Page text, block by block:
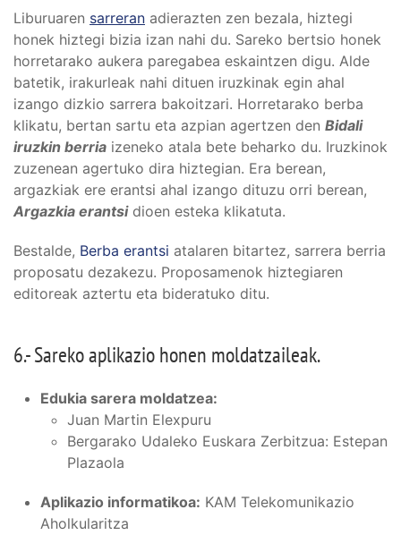
Liburuaren sarreran adierazten zen bezala, hiztegi
honek hiztegi bizia izan nahi du. Sareko bertsio honek
horretarako aukera paregabea eskaintzen digu. Alde
batetik, irakurleak nahi dituen iruzkinak egin ahal
izango dizkio sarrera bakoitzari. Horretarako berba
klikatu, bertan sartu eta azpian agertzen den Bidali
iruzkin berria izeneko atala bete beharko du. Iruzkinok
zuzenean agertuko dira hiztegian. Era berean,
argazkiak ere erantsi ahal izango dituzu orri berean,
Argazkia erantsidioen esteka klikatuta.
Bestalde, Berba erantsi atalaren bitartez, sarrera berria
proposatu dezakezu. Proposamenok hiztegiaren
editoreak aztertu eta bideratuko ditu.
6.- Sareko aplikazio honen moldatzaileak.
Edukia sarera moldatzea:
Juan Martin Elexpuru
Bergarako Udaleko Euskara Zerbitzua: Estepan
Plazaola
Aplikazio informatikoa: KAM Telekomunikazio
Aholkularitza